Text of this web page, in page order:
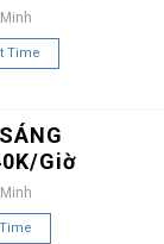
Time
Giờ